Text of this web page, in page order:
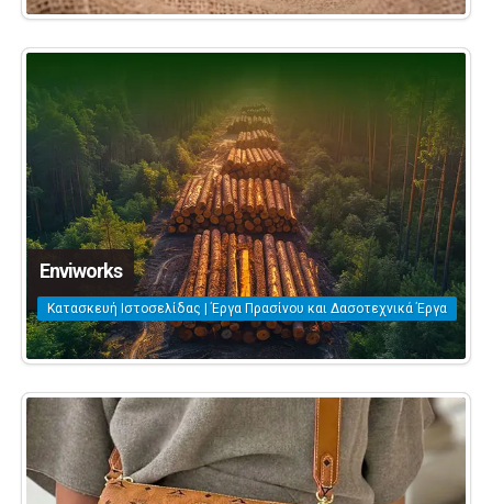
Enviworks
Κατασκευή Ιστοσελίδας | Έργα Πρασίνου και Δασοτεχνικά Έργα